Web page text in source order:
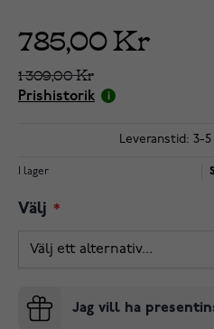
785,00 Kr
1 309,00 Kr
Prishistorik
Leveranstid: 3-
I lager
Välj
Jag vill ha